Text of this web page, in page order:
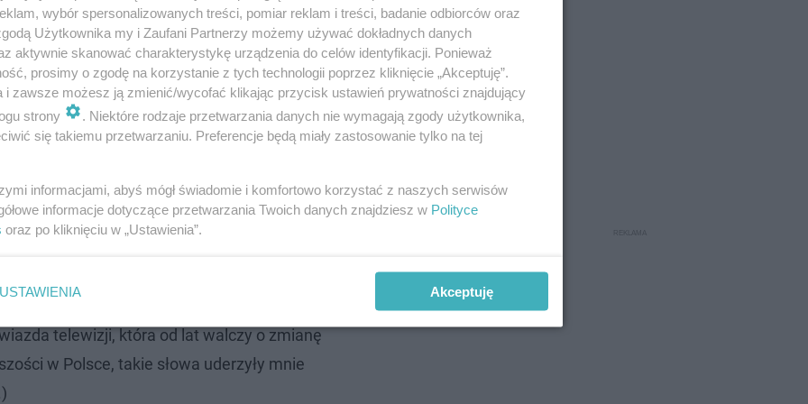
i Mariusz Kozak odejdą?
wielu osobom kojarzyły się z otwartością i poparciem dla
lat występująMariusz Kozak iJacek Szawioła, którzy przez
dalej wspólnie komentowali na kanapach programy. Ostatnio
sytuacji, do której miało dojść na planie.
z programów doświadczyłem czegoś,
Usłyszałem pytanie, czy mój
zdjęć.
telewizji, która od lat walczy o zmianę
w Polsce, takie słowa uderzyły mnie
wybór spersonalizowanych treści, pomiar reklam i treści, badanie odbiorców oraz
Użytkownika my i Zaufani Partnerzy możemy używać dokładnych danych
aktywnie skanować charakterystykę urządzenia do celów identyfikacji. Ponieważ
prosimy o zgodę na korzystanie z tych technologii poprzez kliknięcie „Akceptuję”.
i zawsze możesz ją zmienić/wycofać klikając przycisk ustawień prywatności znajdujący
strony
. Niektóre rodzaje przetwarzania danych nie wymagają zgody użytkownika,
się takiemu przetwarzaniu. Preferencje będą miały zastosowanie tylko na tej
informacjami, abyś mógł świadomie i komfortowo korzystać z naszych serwisów
informacje dotyczące przetwarzania Twoich danych znajdziesz w Polityce
oraz po kliknięciu w „Ustawienia”.
USTAWIENIA Akceptuję